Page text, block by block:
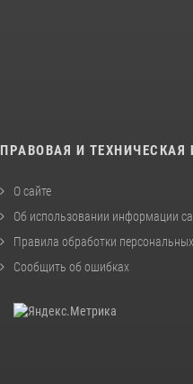
ПРАВОВАЯ И
О сайте
Об использовании информации
Правила обработки
Сообщить об ошибках